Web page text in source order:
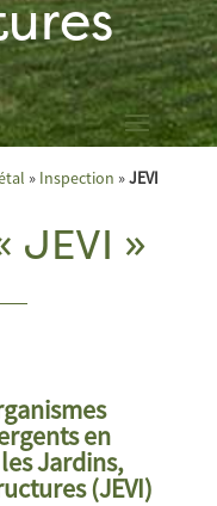
» Inspection »JEVI
JEVI »
en
Jardins,
(JEVI)